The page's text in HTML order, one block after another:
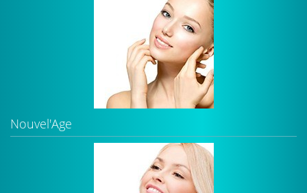
Nouvel'Age